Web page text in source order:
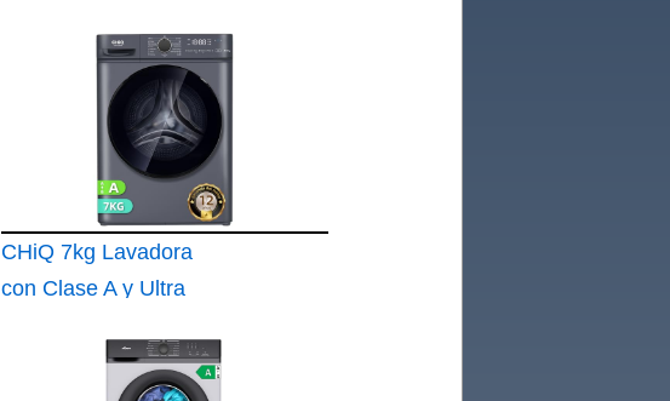
CHiQ 7kg Lavadora
con Clase A y Ultra